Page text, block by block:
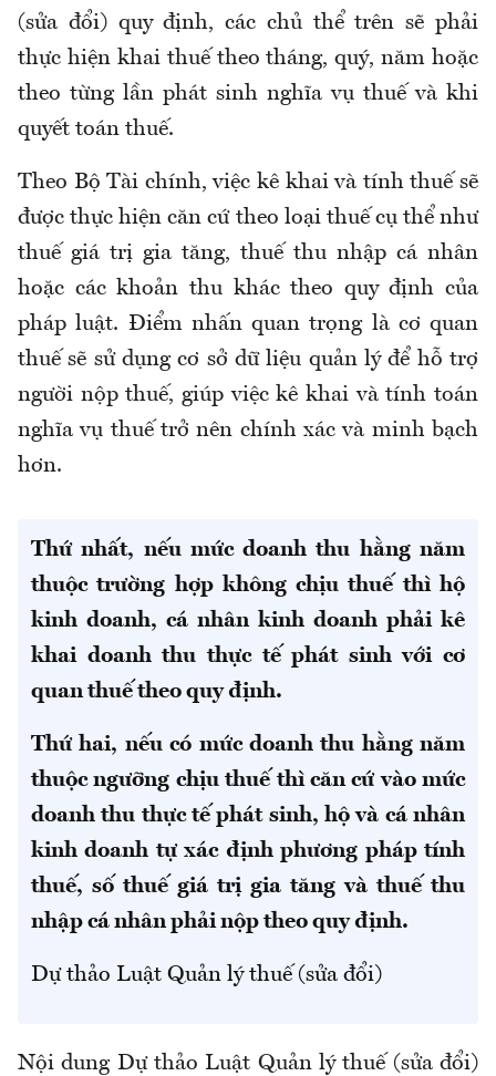
(sửa đổi) quy định, các chủ thể trên sẽ phải
thực hiện khai thuế theo tháng, quý, năm hoặc
theo từng lần phát sinh nghĩa vụ thuế và khi
quyết toán thuế.
Theo Bộ Tài chính, việc kê khai và tính thuế sẽ
được thực hiện căn cứ theo loại thuế cụ thể như
thuế giá trị gia tăng, thuế thu nhập cá nhân
hoặc các khoản thu khác theo quy định của
pháp luật. Điểm nhấn quan trọng là cơ quan
thuế sẽ sử dụng cơ sở dữ liệu quản lý để hỗ trợ
người nộp thuế, giúp việc kê khai và tính toán
nghĩa vụ thuế trở nên chính xác và minh bạch
hơn.
Thứ nhất, nếu mức doanh thu hằng năm
thuộc trường hợp không chịu thuế thì hộ
kinh doanh, cá nhân kinh doanh phải kê
khai doanh thu thực tế phát sinh với cơ
quan thuế theo quy định.
Thứ hai, nếu có mức doanh thu hằng năm
thuộc ngưỡng chịu thuế thì căn cứ vào mức
doanh thu thực tế phát sinh, hộ và cá nhân
kinh doanh tự xác định phương pháp tính
thuế, số thuế giá trị gia tăng và thuế thu
nhập cá nhân phải nộp theo quy định.
Dự thảo Luật Quản lý thuế (sửa đổi)
Nội dung Dự thảo Luật Quản lý thuế (sửa đổi)